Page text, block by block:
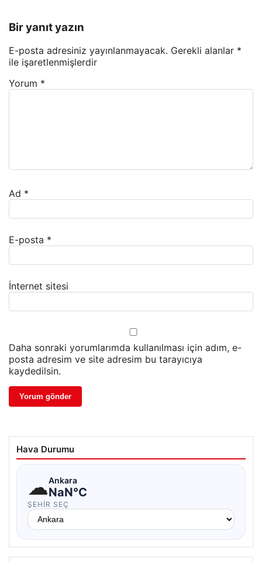
Bir yanıt yazın
E-posta adresiniz yayınlanmayacak. Gerekli alanlar *
ile işaretlenmişlerdir
Yorum *
Ad *
E-posta *
İnternet sitesi
Daha sonraki yorumlarımda kullanılması için adım, e-
posta adresim ve site adresim bu tarayıcıya
kaydedilsin.
Hava Durumu
☁Ankara
NaN°C
ŞEHIR SEÇ